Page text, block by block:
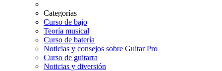
Categorías
Curso de bajo
Teoría musical
Curso de batería
Noticias y consejos sobre Guitar Pro
Curso de guitarra
Noticias y diversión